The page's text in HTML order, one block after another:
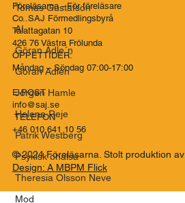
Tomas Gustafson
AI
Göran Adle´n
Göran Adlén
Jörgen Hamle
Helena Reje
Patrik Westberg
Psykisk ohälsa
Theresia Olsson Neve
Mod
Föreläsarna - För föreläsare
Co..SAJ Förmedlingsbyrå
Talattagatan 10
426 76 Västra Frölunda
ÖPPETTIDER:
Måndag – Söndag 07:00-17:00
E-POST
info@saj.se
TELEFON
+46 010 641 10 56
© 2024 Föreläsarna. Stolt produktion av
Design: A MBPM Flick